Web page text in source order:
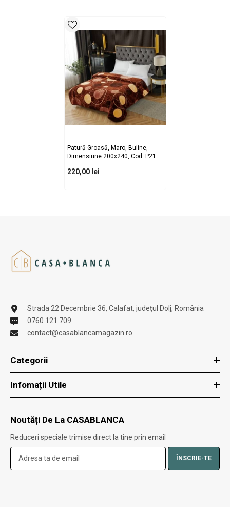
Patură Groasă, Maro, Buline,
Dimensiune 200x240, Cod: P21
220,00 lei
Strada 22 Decembrie 36, Calafat, județul Dolj, România
0760 121 709
contact@casablancamagazin.ro
Categorii
Infomații Utile
Noutăți De La CASABLANCA
Reduceri speciale trimise direct la tine prin email
ÎNSCRIE-TE